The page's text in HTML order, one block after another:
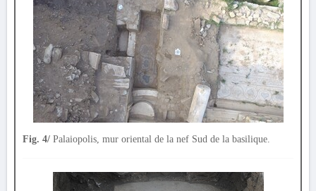
Fig. 4/ Palaiopolis, mur oriental de la nef Sud de la basilique.